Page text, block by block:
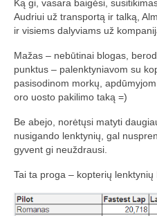
„Savaitės lyga”
Lėktuvų susitikimų
LT-FPV
LT-FPV Komanda
Komandos logo
Nuorodos
Draugai
Archyvas
Ką gi, vasara baigėsi,
Audriui už transportą ir talką,
ir visiems dalyviams už
Mažas – nebūtinai blogas,
punktus – palenktyniavom su
pasisodinom morkų,
oro uosto pakilimo taką =)
Be abejo, norėtųsi matyti
nusigando lenktynių, gal
gyvent gi neuždrausi.
Tai ta proga – kopterių